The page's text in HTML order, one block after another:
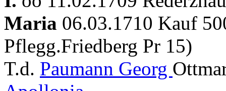
Maria 06.03.1710 Kauf
Pflegg.Friedberg Pr 15)
T.d. Paumann Georg